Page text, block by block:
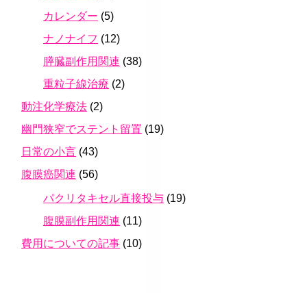
カレンダー (5)
ナノナイフ (12)
膵臓副作用関連 (38)
重粒子線治療 (2)
動注化学療法 (2)
幽門狭窄でステント留置 (19)
日常の小言 (43)
腹膜癌関連 (56)
パクリタキセル直接投与 (19)
腹膜副作用関連 (11)
費用についての記事 (10)